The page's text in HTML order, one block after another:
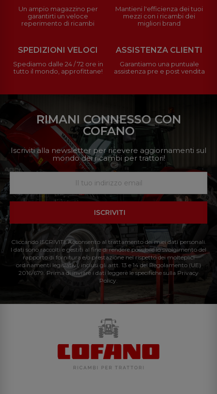
Un ampio magazzino per
garantirti un veloce
reperimento di ricambi
Mantieni l'efficienza dei tuoi
mezzi con i ricambi dei
migliori brand
SPEDIZIONI VELOCI
Spediamo dalle 24 / 72 ore in
tutto il mondo, approfittane!
ASSISTENZA CLIENTI
Garantiamo una puntuale
assistenza pre e post vendita
RIMANI CONNESSO CON
COFANO
Iscriviti alla newsletter per ricevere aggiornamenti sul
mondo dei ricambi per trattori!
ISCRIVITI
Cliccando ISCRIVITI: Acconsento al trattamento dei miei dati personali.
I dati sono raccolti e gestiti al fine di rendere possibile lo svolgimento del
rapporto di fornitura e/o prestazione nel rispetto dei molteplici
ordinamenti legislativi, inclusi gli artt. 13 e 14 del Regolamento (UE)
2016/679. Prima di inviare i dati leggere le specifiche sulla Privacy
Policy.